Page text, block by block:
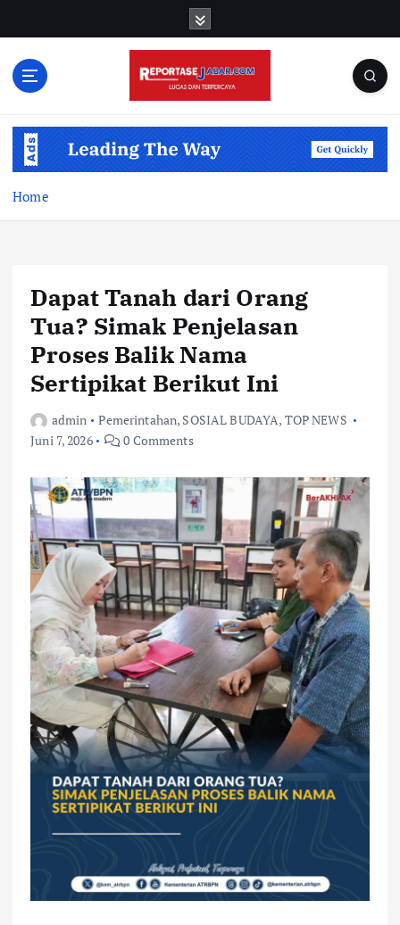
Home
Dapat Tanah dari Orang
Tua? Simak Penjelasan
Proses Balik Nama
Sertipikat Berikut Ini
admin Pemerintahan, SOSIAL BUDAYA, TOP NEWS
Juni 7, 2026
0 Comments